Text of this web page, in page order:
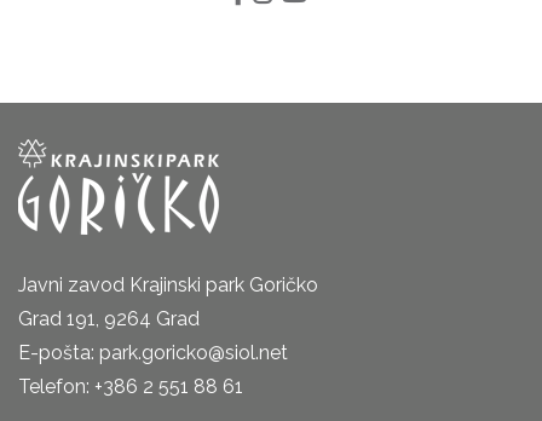
Javni zavod Krajinski park Goričko
Grad 191, 9264 Grad
E-pošta: park.goricko@siol.net
Telefon: +386 2 551 88 61